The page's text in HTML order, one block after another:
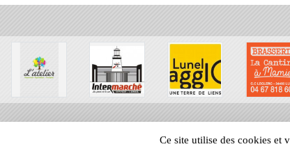
Ce site utilise des cookies et